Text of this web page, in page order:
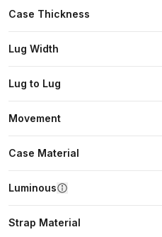
Case Thickness
Lug Width
Lug to Lug
Movement
Case Material
Luminous
Strap Material